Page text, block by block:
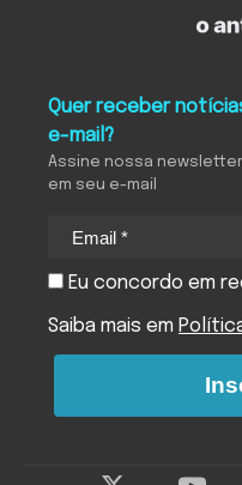
Quer receber
e-mail?
Assine nossa
em seu e-mail
Eu concordo em
Saiba mais em